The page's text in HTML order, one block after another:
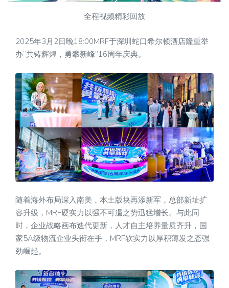
全程视频精彩回放
2025年3月2日晚18:00MRF于深圳蛇口希尔顿酒店隆重举
办“共铸辉煌，勇攀新峰”16周年庆典。
随着海外布局深入南美，本土版块再添新军，总部新址扩
容升级，MRF硬实力以强不可遏之势迅猛增长。与此同
时，企业战略画布迭代更新，人才自主培养量质齐升，国
家5A级物流企业头衔在手，MRF软实力以厚积薄发之态强
劲崛起。